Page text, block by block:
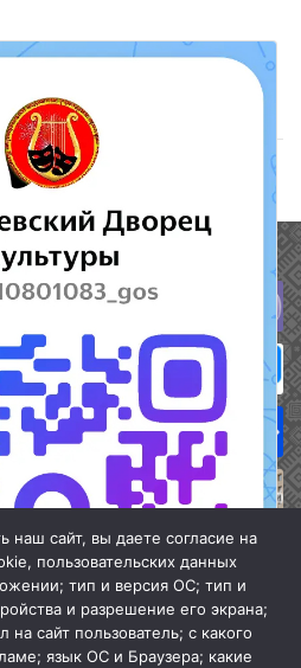
ссылки
наш сайт, вы даете согласие на
пользовательских данных
тип и версия ОС; тип и
и разрешение его экрана;
на сайт пользователь; с какого
язык ОС и Браузера; какие